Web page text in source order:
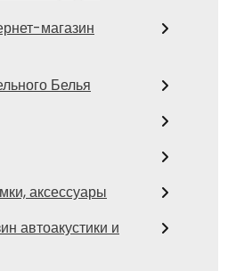
магазин
Белья
аксессуары
автоакустики и